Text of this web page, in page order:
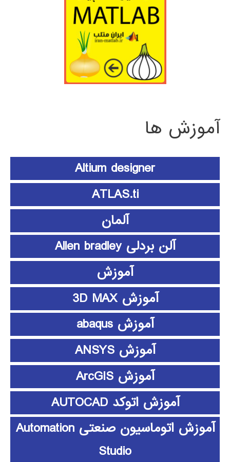
آموزش ها
Altium designer
ATLAS.ti
آلمان
آلن بردلی Allen bradley
آموزش
آموزش 3D MAX
آموزش abaqus
آموزش ANSYS
آموزش ArcGIS
آموزش اتوکد AUTOCAD
آموزش اتوماسیون صنعتی Automation
Studio